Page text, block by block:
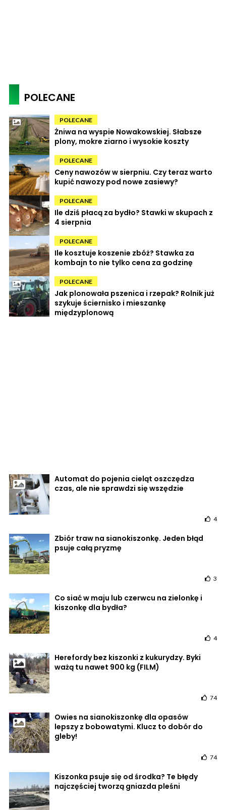
POLECANE
POLECANE
Żniwa na wyspie Nowakowskiej. Słabsze
plony, mokre ziarno i wysokie koszty
POLECANE
Ceny nawozów w sierpniu. Czy teraz warto
kupić nawozy pod nowe zasiewy?
POLECANE
Ile dziś płacą za bydło? Stawki w skupach z
4 sierpnia
POLECANE
Ile kosztuje koszenie zbóż? Stawka za
kombajn to nie tylko cena za godzinę
POLECANE
Jak plonowała pszenica i rzepak? Rolnik już
szykuje ściernisko i mieszankę
międzyplonową
Automat do pojenia cieląt oszczędza
czas, ale nie sprawdzi się wszędzie
4
Zbiór traw na sianokiszonkę. Jeden błąd
psuje całą pryzmę
3
Co siać w maju lub czerwcu na zielonkę i
kiszonkę dla bydła?
4
Herefordy bez kiszonki z kukurydzy. Byki
ważą tu nawet 900 kg (FILM)
74
Owies na sianokiszonkę dla opasów
lepszy z bobowatymi. Klucz to dobór do
gleby!
74
Kiszonka psuje się od środka? Te błędy
najczęściej tworzą gniazda pleśni